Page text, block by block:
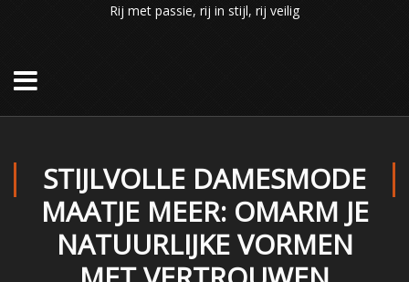
Rij met passie, rij in stijl, rij veilig
STIJLVOLLE DAMESMODE
MAATJE MEER: OMARM JE
NATUURLIJKE VORMEN